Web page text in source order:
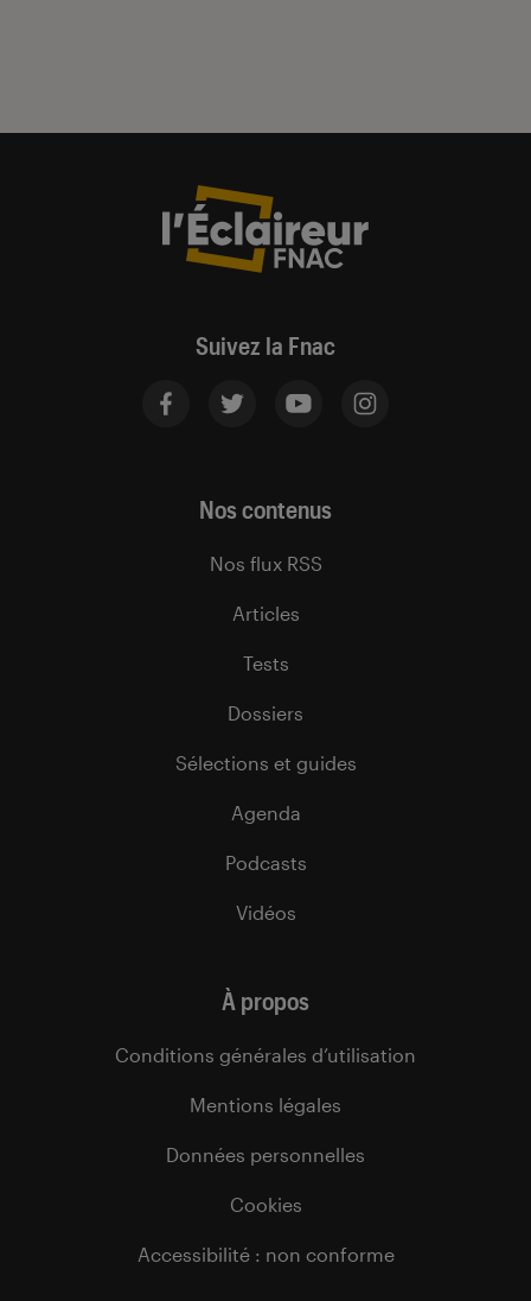
Suivez la Fnac
Nos contenus
Nos flux RSS
Articles
Tests
Dossiers
Sélections et guides
Agenda
Podcasts
Vidéos
À propos
Conditions générales d’utilisation
Mentions légales
Données personnelles
Cookies
Accessibilité : non conforme